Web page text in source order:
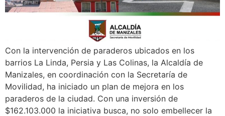
Con la intervención de paraderos ubicados en los
barrios La Linda, Persia y Las Colinas, la Alcaldía de
Manizales, en coordinación con la Secretaría de
Movilidad, ha iniciado un plan de mejora en los
paraderos de la ciudad. Con una inversión de
$162.103.000 la iniciativa busca, no solo embellecer la